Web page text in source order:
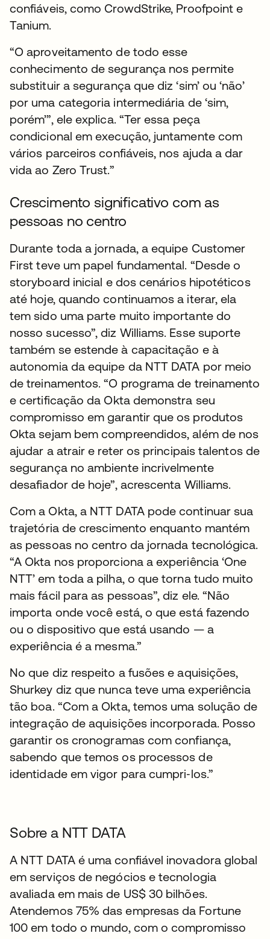
confiáveis, como CrowdStrike, Proofpoint e
Tanium.
“O aproveitamento de todo esse
conhecimento de segurança nos permite
substituir a segurança que diz ‘sim’ ou ‘não’
por uma categoria intermediária de ‘sim,
porém’”, ele explica. “Ter essa peça
condicional em execução, juntamente com
vários parceiros confiáveis, nos ajuda a dar
vida ao Zero Trust.”
Crescimento significativo com as
pessoas no centro
Durante toda a jornada, a equipe Customer
First teve um papel fundamental. “Desde o
storyboard inicial e dos cenários hipotéticos
até hoje, quando continuamos a iterar, ela
tem sido uma parte muito importante do
nosso sucesso”, diz Williams. Esse suporte
também se estende à capacitação e à
autonomia da equipe da NTT DATA por meio
de treinamentos. “O programa de treinamento
e certificação da Okta demonstra seu
compromisso em garantir que os produtos
Okta sejam bem compreendidos, além de nos
ajudar a atrair e reter os principais talentos de
segurança no ambiente incrivelmente
desafiador de hoje”, acrescenta Williams.
Com a Okta, a NTT DATA pode continuar sua
trajetória de crescimento enquanto mantém
as pessoas no centro da jornada tecnológica.
“A Okta nos proporciona a experiência ‘One
NTT’ em toda a pilha, o que torna tudo muito
mais fácil para as pessoas”, diz ele. “Não
importa onde você está, o que está fazendo
ou o dispositivo que está usando — a
experiência é a mesma.”
No que diz respeito a fusões e aquisições,
Shurkey diz que nunca teve uma experiência
tão boa. “Com a Okta, temos uma solução de
integração de aquisições incorporada. Posso
garantir os cronogramas com confiança,
sabendo que temos os processos de
identidade em vigor para cumpri‑los.”
Sobre a NTT DATA
A NTT DATA é uma confiável inovadora global
em serviços de negócios e tecnologia
avaliada em mais de US$ 30 bilhões.
Atendemos 75% das empresas da Fortune
100 em todo o mundo, com o compromisso